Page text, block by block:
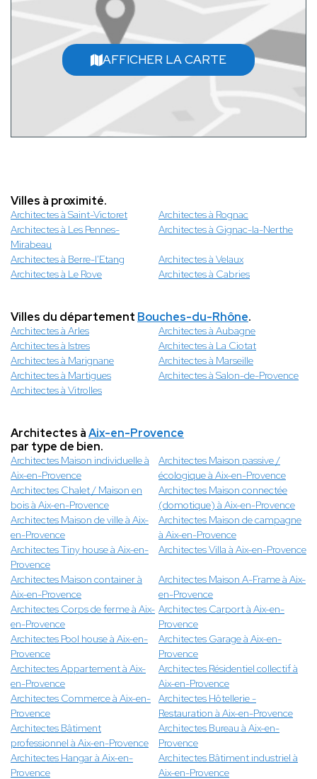
AFFICHER LA CARTE
Villes à proximité.
Architectes à Saint-Victoret
Architectes à Rognac
Architectes à Les Pennes-
Mirabeau
Architectes à Gignac-la-Nerthe
Architectes à Berre-l'Etang
Architectes à Velaux
Architectes à Le Rove
Architectes à Cabries
Villes du département Bouches-du-Rhône.
Architectes à Arles
Architectes à Aubagne
Architectes à Istres
Architectes à La Ciotat
Architectes à Marignane
Architectes à Marseille
Architectes à Martigues
Architectes à Salon-de-Provence
Architectes à Vitrolles
Architectes àAix-en-Provence
par type de bien.
Architectes Maison individuelle à
Aix-en-Provence
Architectes Maison passive /
écologique à Aix-en-Provence
Architectes Chalet / Maison en
bois à Aix-en-Provence
Architectes Maison connectée
(domotique) à Aix-en-Provence
Architectes Maison de ville à Aix-
en-Provence
Architectes Maison de campagne
à Aix-en-Provence
Architectes Tiny house à Aix-en-
Provence
Architectes Villa à Aix-en-Provence
Architectes Maison container à
Aix-en-Provence
Architectes Maison A-Frame à Aix-
en-Provence
Architectes Corps de ferme à Aix-
en-Provence
Architectes Carport à Aix-en-
Provence
Architectes Pool house à Aix-en-
Provence
Architectes Garage à Aix-en-
Provence
Architectes Appartement à Aix-
en-Provence
Architectes Résidentiel collectif à
Aix-en-Provence
Architectes Commerce à Aix-en-
Provence
Architectes Hôtellerie -
Restauration à Aix-en-Provence
Architectes Bâtiment
professionnel à Aix-en-Provence
Architectes Bureau à Aix-en-
Provence
Architectes Hangar à Aix-en-
Provence
Architectes Bâtiment industriel à
Aix-en-Provence